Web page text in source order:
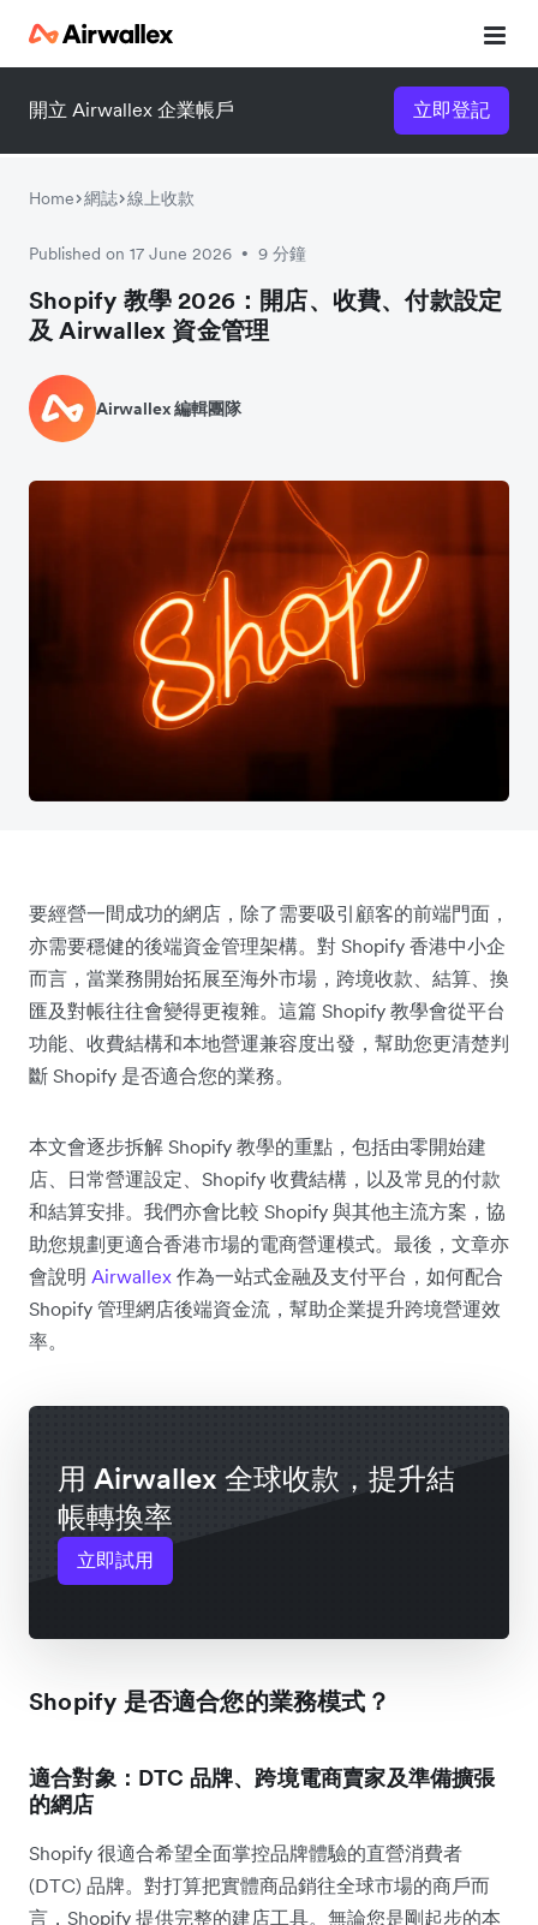
開立 Airwallex 企業帳戶 立即登記
Home 網誌 線上收款
Published on 17 June 2026 • 9 分鐘
Shopify 教學 2026：開店、收費、付款設定
及 Airwallex 資金管理
Airwallex 編輯團隊
要經營一間成功的網店，除了需要吸引顧客的前端門面，
亦需要穩健的後端資金管理架構。對 Shopify 香港中小企
而言，當業務開始拓展至海外市場，跨境收款、結算、換
匯及對帳往往會變得更複雜。這篇 Shopify 教學會從平台
功能、收費結構和本地營運兼容度出發，幫助您更清楚判
斷 Shopify 是否適合您的業務。
本文會逐步拆解 Shopify 教學的重點，包括由零開始建
店、日常營運設定、Shopify 收費結構，以及常見的付款
和結算安排。我們亦會比較 Shopify 與其他主流方案，協
助您規劃更適合香港市場的電商營運模式。最後，文章亦
會說明 Airwallex 作為一站式金融及支付平台，如何配合
Shopify 管理網店後端資金流，幫助企業提升跨境營運效
率。
用 Airwallex 全球收款，提升結
帳轉換率
立即試用
Shopify 是否適合您的業務模式？
適合對象：DTC 品牌、跨境電商賣家及準備擴張
的網店
Shopify 很適合希望全面掌控品牌體驗的直營消費者
(DTC) 品牌。對打算把實體商品銷往全球市場的商戶而
言，Shopify 提供完整的建店工具。無論您是剛起步的本